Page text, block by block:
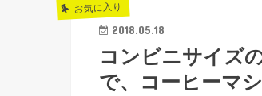
お気に入り
2018.05.18
コンビニサイズ
で、コーヒーマ